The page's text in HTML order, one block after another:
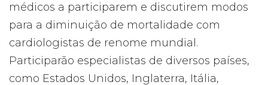
médicos a participarem e discutirem modos
para a diminuição de mortalidade com
cardiologistas de renome mundial.
Participarão especialistas de diversos países,
como Estados Unidos, Inglaterra, Itália,